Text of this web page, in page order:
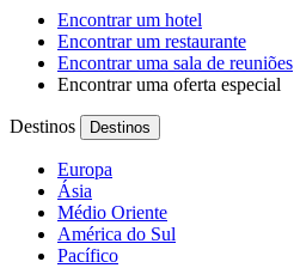
Encontrar um hotel
Encontrar um restaurante
Encontrar uma sala de reuniões
Encontrar uma oferta especial
Destinos Destinos
Europa
Ásia
Médio Oriente
América do Sul
Pacífico